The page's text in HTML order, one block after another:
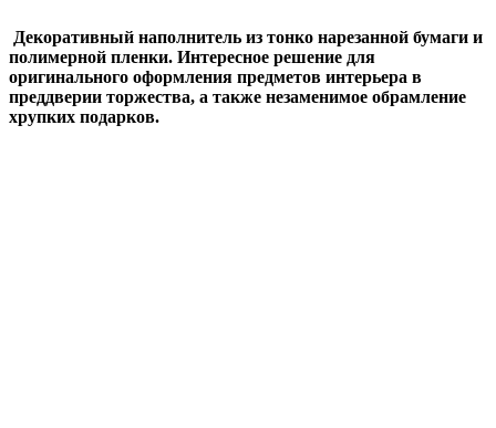
Декоративный наполнитель из тонко нарезанной бумаги и
полимерной пленки. Интересное решение для
оригинального оформления предметов интерьера в
преддверии торжества, а также незаменимое обрамление
хрупких подарков.